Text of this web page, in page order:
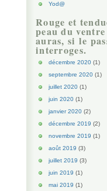
Yod@
Rouge et
peau du
auras, si le
interroges.
décembre 2020 (1)
septembre 2020 (1)
juillet 2020 (1)
juin 2020 (1)
janvier 2020 (2)
décembre 2019 (2)
novembre 2019 (1)
août 2019 (3)
juillet 2019 (3)
juin 2019 (1)
mai 2019 (1)